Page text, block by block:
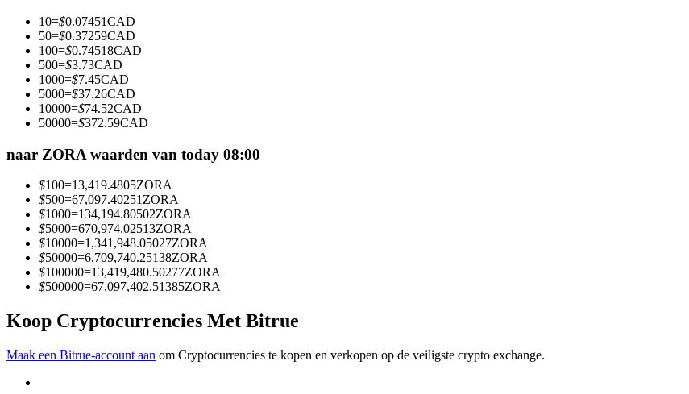
Kopiëren Handel
Sluit je aan bij top traders
Word een Copy Trader
10=$0.07451CAD
50=$0.37259CAD
100=$0.74518CAD
500=$3.73CAD
1000=$7.45CAD
5000=$37.26CAD
10000=$74.52CAD
50000=$372.59CAD
naar ZORA waarden van today 08:00
$100=13,419.4805ZORA
$500=67,097.40251 ZORA
$1000=134,194.80502ZORA
$5000=670,974.02513ZORA
$10000=1,341,948.05027ZORA
$50000=6,709,740.25138ZORA
$100000=13,419,480.50277ZORA
$500000=67,097,402.51385ZORA
Koop Cryptocurrencies Met Bitrue
Maak een Bitrue-account aan om Cryptocurrencies te kopen en verkopen op de veiligste crypto exchange.